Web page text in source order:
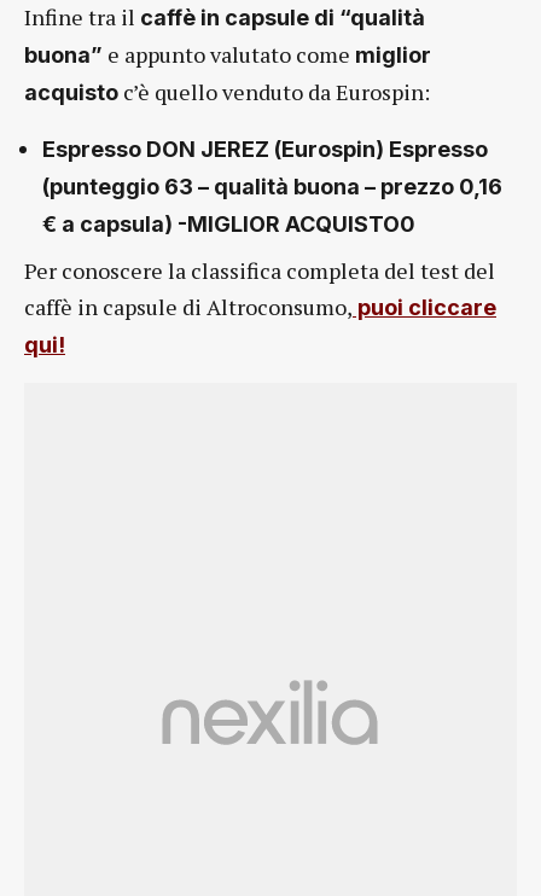
Infine tra il caffè in capsule di “qualità
buona” e appunto valutato come miglior
acquisto c’è quello venduto da Eurospin:
Espresso DON JEREZ (Eurospin) Espresso
(punteggio 63 – qualità buona – prezzo 0,16
€ a capsula) -MIGLIOR ACQUISTO0
Per conoscere la classifica completa del test del
caffè in capsule di Altroconsumo, puoi cliccare
qui!